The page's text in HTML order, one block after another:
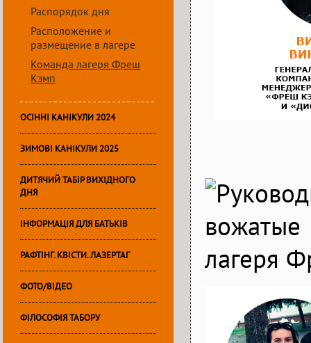
Распорядок дня
Расположение и
размещение в лагере
Команда лагеря Фреш
Кэмп
ОСІННІ КАНІКУЛИ 2024
ЗИМОВІ КАНІКУЛИ 2025
ДИТЯЧИЙ ТАБІР ВИХІДНОГО
ДНЯ
ІНФОРМАЦІЯ ДЛЯ БАТЬКІВ
РАФТІНГ. КВІСТИ. ЛАЗЕРТАГ
ФОТО/ВІДЕО
ФІЛОСОФІЯ ТАБОРУ